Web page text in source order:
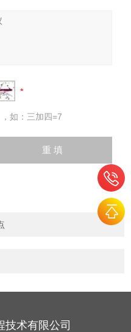
如：三加四=7
术有限公司